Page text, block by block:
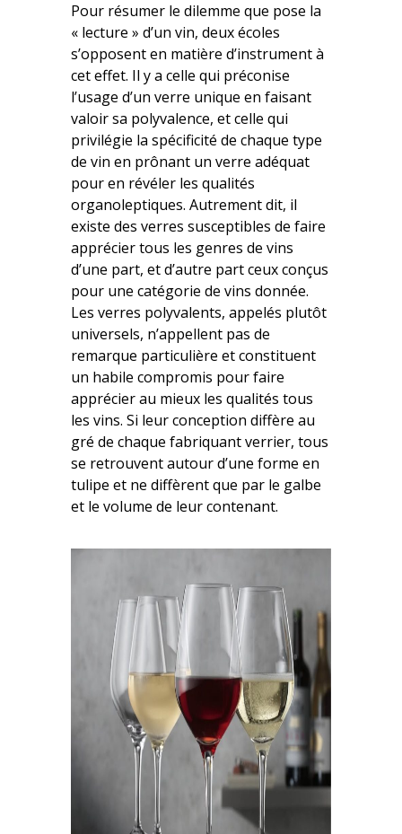
Pour résumer le dilemme que pose la
« lecture » d’un vin, deux écoles
s’opposent en matière d’instrument à
cet effet. Il y a celle qui préconise
l’usage d’un verre unique en faisant
valoir sa polyvalence, et celle qui
privilégie la spécificité de chaque type
de vin en prônant un verre adéquat
pour en révéler les qualités
organoleptiques. Autrement dit, il
existe des verres susceptibles de faire
apprécier tous les genres de vins
d’une part, et d’autre part ceux conçus
pour une catégorie de vins donnée.
Les verres polyvalents, appelés plutôt
universels, n’appellent pas de
remarque particulière et constituent
un habile compromis pour faire
apprécier au mieux les qualités tous
les vins. Si leur conception diffère au
gré de chaque fabriquant verrier, tous
se retrouvent autour d’une forme en
tulipe et ne diffèrent que par le galbe
et le volume de leur contenant.